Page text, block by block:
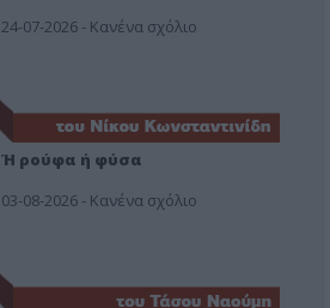
24-07-2026 - Κανένα σχόλιο
Ή ρούφα ή φύσα
03-08-2026 - Κανένα σχόλιο